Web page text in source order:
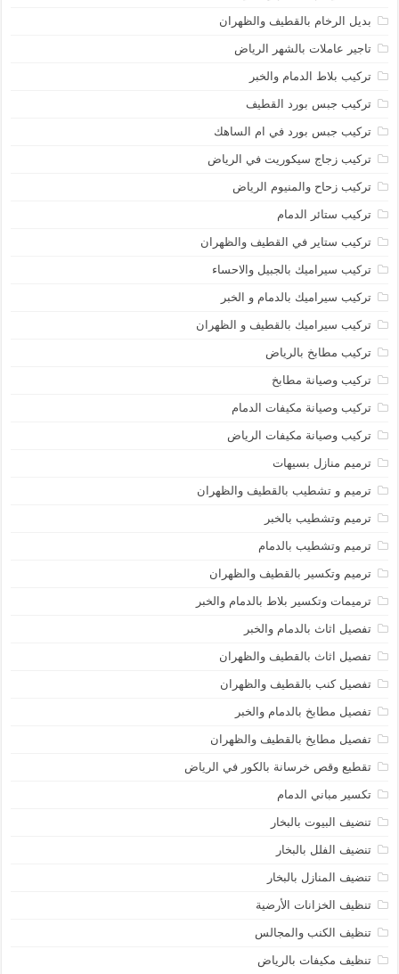
بديل الرخام بالقطيف والظهران
تاجير عاملات بالشهر الرياض
تركيب بلاط الدمام والخبر
تركيب جبس بورد القطيف
تركيب جبس بورد في ام الساهك
تركيب زجاج سيكوريت في الرياض
تركيب زحاح والمنيوم الرياض
تركيب ستائر الدمام
تركيب ستاير في القطيف والظهران
تركيب سيراميك بالجبيل والاحساء
تركيب سيراميك بالدمام و الخبر
تركيب سيراميك بالقطيف و الظهران
تركيب مطابخ بالرياض
تركيب وصيانة مطابخ
تركيب وصيانة مكيفات الدمام
تركيب وصيانة مكيفات الرياض
ترميم منازل بسيهات
ترميم و تشطيب بالقطيف والظهران
ترميم وتشطيب بالخبر
ترميم وتشطيب بالدمام
ترميم وتكسير بالقطيف والظهران
ترميمات وتكسير بلاط بالدمام والخبر
تفصيل اثاث بالدمام والخبر
تفصيل اثاث بالقطيف والظهران
تفصيل كنب بالقطيف والظهران
تفصيل مطابخ بالدمام والخبر
تفصيل مطايخ بالقطيف والظهران
تقطيع وقص خرسانة بالكور في الرياض
تكسير مباني الدمام
تنضيف البيوت بالبخار
تنضيف الفلل بالبخار
تنضيف المنازل بالبخار
تنظيف الخزانات الأرضية
تنظيف الكنب والمجالس
تنظيف مكيفات بالرياض